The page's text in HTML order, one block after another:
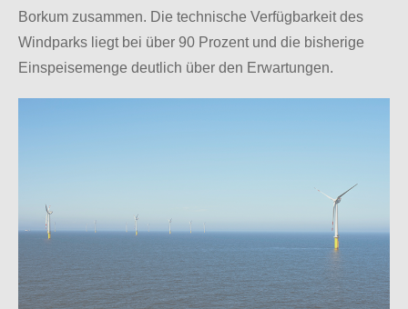
Borkum zusammen. Die technische Verfügbarkeit des
Windparks liegt bei über 90 Prozent und die bisherige
Einspeisemenge deutlich über den Erwartungen.